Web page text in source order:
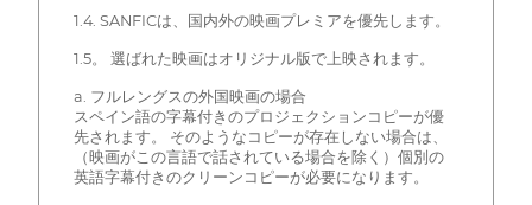
1.4. SANFICは、国内外の映画プレミアを優先します。
1.5。 選ばれた映画はオリジナル版で上映されます。
a. フルレングスの外国映画の場合
スペイン語の字幕付きのプロジェクションコピーが優
先されます。 そのようなコピーが存在しない場合は、
（映画がこの言語で話されている場合を除く）個別の
英語字幕付きのクリーンコピーが必要になります。